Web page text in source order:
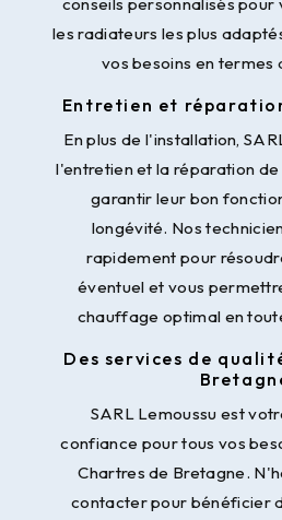
conseils personnalisés pour
les radiateurs les plus
vos besoins en
Entretien et
En plus de l'installation,
l'entretien et la réparation
garantir leur bon
longévité. Nos
rapidement pour
éventuel et vous
chauffage optimal en
Des services de
SARL Lemoussu est
confiance pour tous vos
Chartres de Bretagne.
contacter pour bénéficier